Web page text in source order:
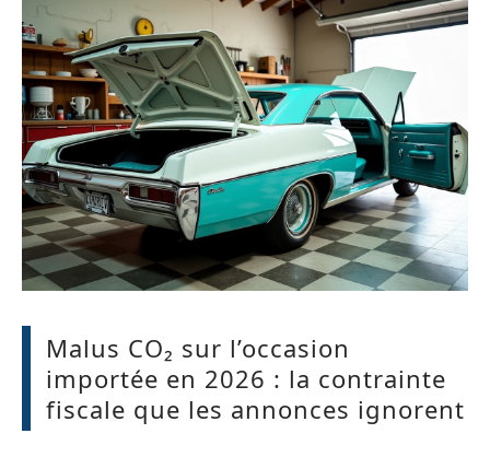
Malus CO₂ sur l’occasion
importée en 2026 : la contrainte
fiscale que les annonces ignorent